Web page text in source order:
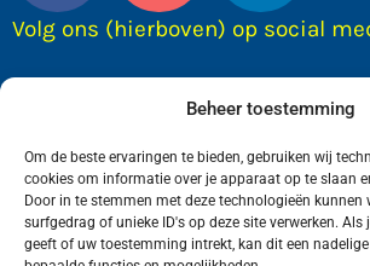
Beheer toestemming
Om de beste ervaringen te bieden, gebruiken wij
cookies om informatie over je apparaat op te slaan
Door in te stemmen met deze technologieën kunnen
surfgedrag of unieke ID's op deze site verwerken. Als
geeft of uw toestemming intrekt, kan dit een
Volg ons (hierboven) op social